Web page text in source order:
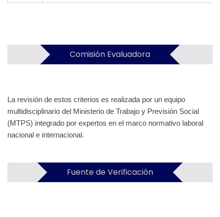
Comisión Evaluadora
La revisión de estos criterios es realizada por un equipo
multidisciplinario del Ministerio de Trabajo y Previsión Social
(MTPS) integrado por expertos en el marco normativo laboral
nacional e internacional.
Fuente de Verificación